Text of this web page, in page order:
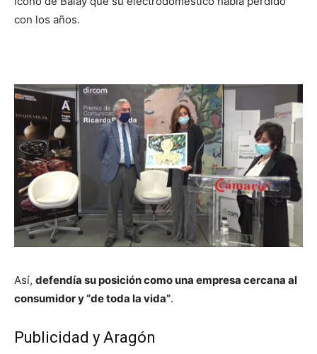
con los años.
Así, defendía su posición como una empresa cercana al
consumidor y “de toda la vida”.
Publicidad y Aragón